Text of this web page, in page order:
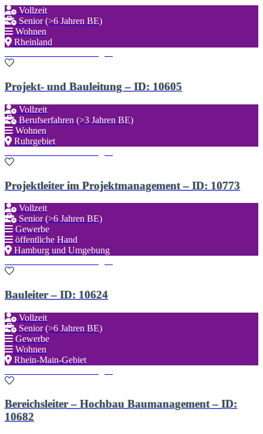
Vollzeit
Senior (>6 Jahren BE)
Wohnen
Rheinland
Projekt- und Bauleitung – ID: 10605
Vollzeit
Berufserfahren (>3 Jahren BE)
Wohnen
Ruhrgebiet
Projektleiter im Projektmanagement – ID: 10773
Vollzeit
Senior (>6 Jahren BE)
Gewerbe
öffentliche Hand
Hamburg und Umgebung
Bauleiter – ID: 10624
Vollzeit
Senior (>6 Jahren BE)
Gewerbe
Wohnen
Rhein-Main-Gebiet
Bereichsleiter – Hochbau Baumanagement – ID:
10682